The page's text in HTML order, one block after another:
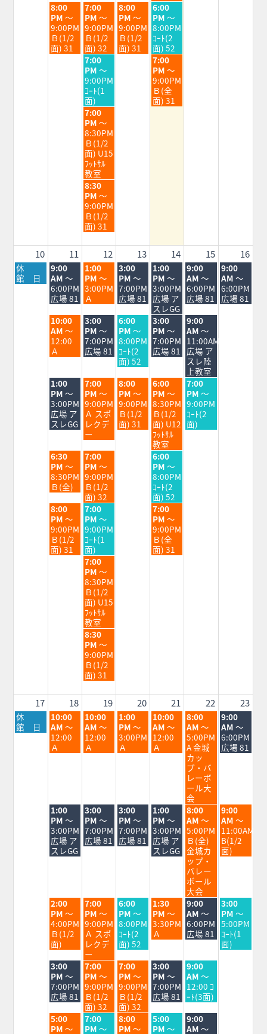
火
曜
日,
8
月
4th
8:00
PM ～
9:00PM
Ｂ(1/2
面) 31
水
曜
日,
8
月
5th
2026
7:00
PM ～
9:00PM
Ｂ(1/2
面) 32
木
曜
日,
8
月
6th
8:00
PM ～
9:00PM
Ｂ(1/2
面) 31
金
曜
日,
8
月
7th
2026
6:00
PM ～
8:00PM
ｺｰﾄ(2
面) 52
水
曜
日,
8
月
5th
2026
7:00
PM ～
9:00PM
ｺｰﾄ(1
面)
金
曜
日,
8
月
7th
7:00
PM ～
9:00PM
Ｂ(全
面) 31
水
曜
日,
8
月
5th
2026
7:00
PM ～
8:30PM
Ｂ(1/2
面) U15
ﾌｯﾄｻﾙ
教室
水
曜
日,
8
月
5th
2026
8:30
PM ～
9:00PM
Ｂ(1/2
面) 31
10 11 12 13 14 15 16
月
曜
日,
休
館 日
火
曜
日,
8
月
11th
2026
9:00
AM ～
6:00PM
広場 81
水
曜
日,
8
月
12th
2026
1:00
PM ～
3:00PM
Ａ
木
曜
日,
8
月
13th
2026
3:00
PM ～
7:00PM
広場 81
金
曜
日,
8
月
14th
2026
1:00
PM ～
3:00PM
広場 ア
スレGG
土
曜
日,
8
月
15th
2026
9:00
AM ～
6:00PM
広場 81
日
曜
日,
8
月
9:00
AM ～
6:00PM
広場 81
火
曜
日,
8
月
2026
10:00
AM ～
12:00
Ａ
水
曜
日,
8
月
2026
3:00
PM ～
7:00PM
広場 81
木
曜
日,
8
月
13th
2026
6:00
PM ～
8:00PM
ｺｰﾄ(2
面) 52
金
曜
日,
8
月
2026
3:00
PM ～
7:00PM
広場 81
土
曜
日,
8
月
15th
2026
9:00
AM ～
11:00AM
広場 ア
スレ陸
上教室
火
曜
日,
8
月
11th
1:00
PM ～
3:00PM
広場 ア
スレGG
水
曜
日,
8
月
12th
2026
7:00
PM ～
9:00PM
Ａ スポ
レクデ
ー
木
曜
日,
8
月
13th
8:00
PM ～
9:00PM
Ｂ(1/2
面) 31
金
曜
日,
8
月
14th
2026
6:00
PM ～
8:30PM
Ｂ(1/2
面) U12
ﾌｯﾄｻﾙ
教室
土
曜
日,
8
月
15th
7:00
PM ～
9:00PM
ｺｰﾄ(2
面)
火
曜
日,
8
月
11th
2026
6:30
PM ～
8:30PM
Ｂ(全)
水
曜
日,
8
月
12th
2026
7:00
PM ～
9:00PM
Ｂ(1/2
面) 32
金
曜
日,
8
月
14th
2026
6:00
PM ～
8:00PM
ｺｰﾄ(2
面) 52
火
曜
日,
8
月
11th
8:00
PM ～
9:00PM
Ｂ(1/2
面) 31
水
曜
日,
8
月
12th
2026
7:00
PM ～
9:00PM
ｺｰﾄ(1
面)
金
曜
日,
8
月
14th
7:00
PM ～
9:00PM
Ｂ(全
面) 31
水
曜
日,
8
月
12th
2026
7:00
PM ～
8:30PM
Ｂ(1/2
面) U15
ﾌｯﾄｻﾙ
教室
水
曜
日,
8
月
12th
2026
8:30
PM ～
9:00PM
Ｂ(1/2
面) 31
17 18 19 20 21 22 23
月
曜
日,
休
館 日
火
曜
日,
8
月
10:00
AM ～
12:00
Ａ
水
曜
日,
8
月
10:00
AM ～
12:00
Ａ
木
曜
日,
8
月
1:00
PM ～
3:00PM
Ａ
金
曜
日,
8
月
10:00
AM ～
12:00
Ａ
土
曜
日,
8
月
22nd
2026
8:00
AM ～
5:00PM
A 金城
カッ
プ・バ
レーボ
ール大
会
日
曜
日,
8
月
9:00
AM ～
6:00PM
広場 81
火
曜
日,
8
月
18th
1:00
PM ～
3:00PM
広場 ア
スレGG
水
曜
日,
8
月
3:00
PM ～
7:00PM
広場 81
木
曜
日,
8
月
3:00
PM ～
7:00PM
広場 81
金
曜
日,
8
月
21st
1:00
PM ～
3:00PM
広場 ア
スレGG
土
曜
日,
8
月
22nd
2026
8:00
AM ～
5:00PM
Ｂ(全)
金城カ
ップ・
バレー
ボール
大会
日
曜
日,
8
月
23rd
9:00
AM ～
11:00AM
B(1/2
面)
火
曜
日,
8
月
18th
2026
2:00
PM ～
4:00PM
Ｂ(1/2
面)
水
曜
日,
8
月
19th
2026
7:00
PM ～
9:00PM
Ａ スポ
レクデ
ー
木
曜
日,
8
月
20th
2026
6:00
PM ～
8:00PM
ｺｰﾄ(2
面) 52
金
曜
日,
8
月
2026
1:30
PM ～
3:30PM
Ａ
土
曜
日,
8
月
2026
9:00
AM ～
6:00PM
広場 81
日
曜
日,
8
月
23rd
3:00
PM ～
5:00PM
ｺｰﾄ(1
面)
火
曜
日,
8
月
18th
2026
3:00
PM ～
7:00PM
広場 81
水
曜
日,
8
月
19th
2026
7:00
PM ～
9:00PM
Ｂ(1/2
面) 32
木
曜
日,
8
月
20th
2026
7:00
PM ～
9:00PM
Ｂ(1/2
面) 32
金
曜
日,
8
月
21st
2026
3:00
PM ～
7:00PM
広場 81
土
曜
日,
8
月
22nd
2026
9:00
AM ～
12:00 ｺ
ｰﾄ(3面)
火
曜
5:00
PM ～
水
曜
7:00
PM ～
木
曜
8:00
PM ～
金
曜
5:00
PM ～
土
曜
9:00
AM ～